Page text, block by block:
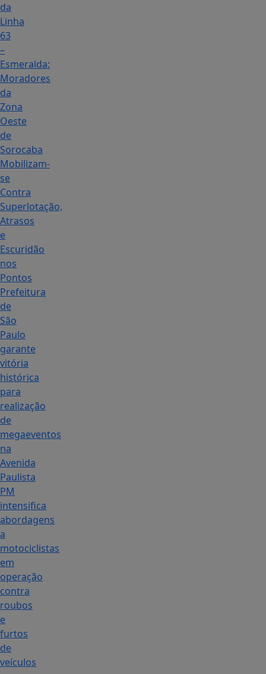
da
Linha
63
–
Esmeralda:
Moradores
da
Zona
Oeste
de
Sorocaba
Mobilizam-
se
Contra
Superlotação,
Atrasos
e
Escuridão
nos
Pontos
Prefeitura
de
São
Paulo
garante
vitória
histórica
para
realização
de
megaeventos
na
Avenida
Paulista
PM
intensifica
abordagens
a
motociclistas
em
operação
contra
roubos
e
furtos
de
veículos